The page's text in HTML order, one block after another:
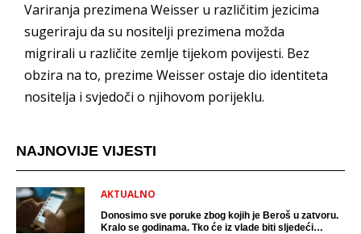
Variranja prezimena Weisser u različitim jezicima
sugeriraju da su nositelji prezimena možda
migrirali u različite zemlje tijekom povijesti. Bez
obzira na to, prezime Weisser ostaje dio identiteta
nositelja i svjedoči o njihovom porijeklu.
NAJNOVIJE VIJESTI
AKTUALNO
Donosimo sve poruke zbog kojih je Beroš u zatvoru.
Kralo se godinama. Tko će iz vlade biti sljedeći